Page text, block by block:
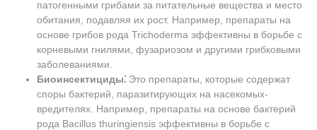
патогенными грибами за питательные вещества и место
обитания, подавляя их рост. Например, препараты на
основе грибов рода Trichoderma эффективны в борьбе с
корневыми гнилями, фузариозом и другими грибковыми
заболеваниями.
Биоинсектициды⁚ Это препараты, которые содержат
споры бактерий, паразитирующих на насекомых-
вредителях. Например, препараты на основе бактерий
рода Bacillus thuringiensis эффективны в борьбе с